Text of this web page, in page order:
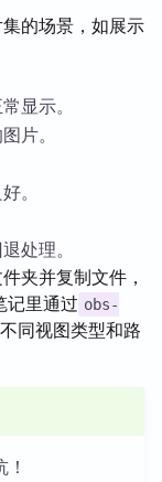
的场景，如展示
显示。
片。
。
处理。
夹并复制文件，
记里通过 obs-
同视图类型和路